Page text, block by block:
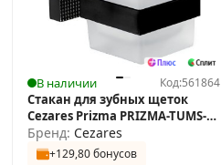
В наличии Код:561864
Стакан для зубных щеток
Cezares Prizma PRIZMA-TUMS-
NOP
Бренд: Cezares
+129,80 бонусов